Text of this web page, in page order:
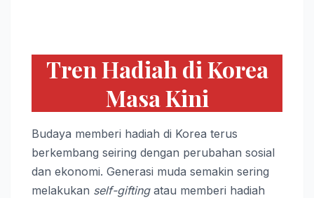
Tren Hadiah di Korea
Masa Kini
Budaya memberi hadiah di Korea terus
berkembang seiring dengan perubahan sosial
dan ekonomi. Generasi muda semakin sering
melakukan self-giftingatau memberi hadiah